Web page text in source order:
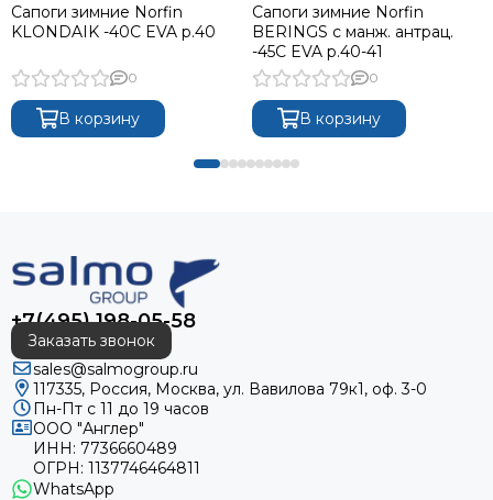
Сапоги зимние Norfin
KLONDAIK -40С EVA р.40
0
В корзину
Сапоги зимние Norfin
BERINGS с манж. антрац.
-45С EVA р.40-41
0
В корзину
+7(495) 198-05-58
Заказать звонок
sales@salmogroup.ru
117335, Россия, Москва, ул. Вавилова 79к1, оф. 3-0
Пн-Пт с 11 до 19 часов
ООО "Англер"
ИНН: 7736660489
ОГРН: 1137746464811
WhatsApp